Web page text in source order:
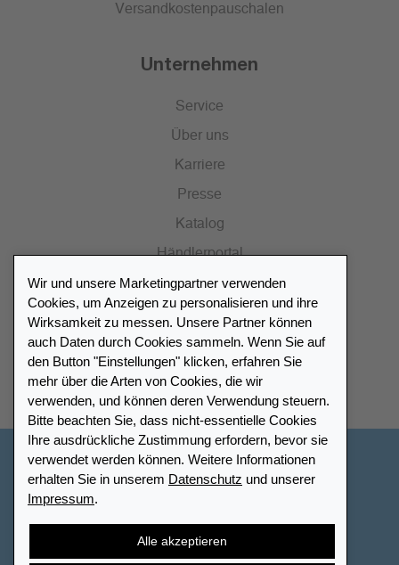
Versandkostenpauschalen
Unternehmen
Service
Über uns
Karriere
Presse
Katalog
Händlerportal
Händlerverzeichnis
Meinen Leuchtturm Händler finden
Wir und unsere Marketingpartner verwenden
Cookies, um Anzeigen zu personalisieren und ihre
Wirksamkeit zu messen. Unsere Partner können
auch Daten durch Cookies sammeln. Wenn Sie auf
den Button "Einstellungen" klicken, erfahren Sie
mehr über die Arten von Cookies, die wir
verwenden, und können deren Verwendung steuern.
Bitte beachten Sie, dass nicht-essentielle Cookies
Ihre ausdrückliche Zustimmung erfordern, bevor sie
verwendet werden können. Weitere Informationen
erhalten Sie in unserem Datenschutz und unserer
Impressum.
Alle akzeptieren
Deutschland
Cookie-Einstellungen